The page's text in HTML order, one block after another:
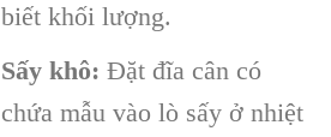
biết khối lượng.
Sấy khô: Đặt đĩa cân có
chứa mẫu vào lò sấy ở nhiệt